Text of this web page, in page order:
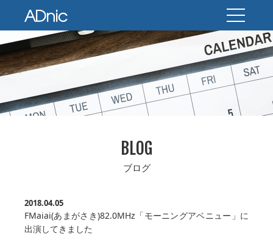
BLOG
ブログ
2018.04.05
FMaiai(あまがさき)82.0MHz「モーニングアベニュー」に
出演してきました